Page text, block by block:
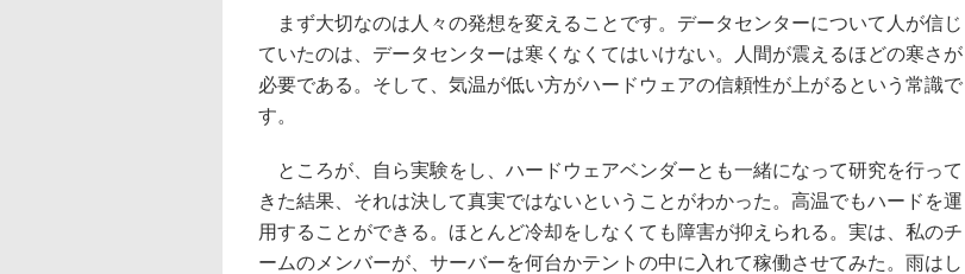
まず大切なのは人々の発想を変えることです。データセンターについて人が信じ
ていたのは、データセンターは寒くなくてはいけない。人間が震えるほどの寒さが
必要である。そして、気温が低い方がハードウェアの信頼性が上がるという常識で
す。
ところが、自ら実験をし、ハードウェアベンダーとも一緒になって研究を行って
きた結果、それは決して真実ではないということがわかった。高温でもハードを運
用することができる。ほとんど冷却をしなくても障害が抑えられる。実は、私のチ
ームのメンバーが、サーバーを何台かテントの中に入れて稼働させてみた。雨はし